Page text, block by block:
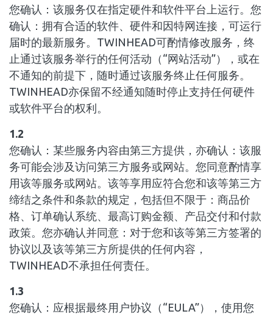
您确认：该服务仅在指定硬件和软件平台上运行。您
确认：拥有合适的软件、硬件和因特网连接，可运行
届时的最新服务。TWINHEAD可酌情修改服务，终
止通过该服务举行的任何活动（“网站活动”），或在
不通知的前提下，随时通过该服务终止任何服务。
TWINHEAD亦保留不经通知随时停止支持任何硬件
或软件平台的权利。
1.2
您确认：某些服务内容由第三方提供，亦确认：该服
务可能会涉及访问第三方服务或网站。您同意酌情享
用该等服务或网站。该等享用应符合您和该等第三方
缔结之条件和条款的规定，包括但不限于：商品价
格、订单确认系统、最高订购金额、产品交付和付款
政策。您亦确认并同意：对于您和该等第三方签署的
协议以及该等第三方所提供的任何内容，
TWINHEAD不承担任何责任。
1.3
您确认：应根据最终用户协议（“EULA”），使用您